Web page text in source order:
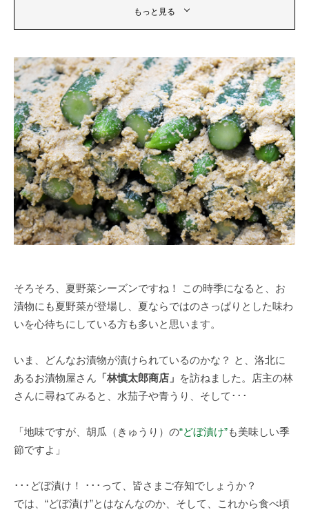
もっと見る
そろそろ、夏野菜シーズンですね！ この時季になると、お
漬物にも夏野菜が登場し、夏ならではのさっぱりとした味わ
いを心待ちにしている方も多いと思います。
いま、どんなお漬物が漬けられているのかな？ と、洛北に
あるお漬物屋さん 「林慎太郎商店」 を訪ねました。店主の林
さんに尋ねてみると、水茄子や青うり、そして･･･
「地味ですが、胡瓜（きゅうり）の“どぼ漬け”も美味しい季
節ですよ」
･･･どぼ漬け！ ･･･って、皆さまご存知でしょうか？
では、“どぼ漬け”とはなんなのか、そして、これから食べ頃